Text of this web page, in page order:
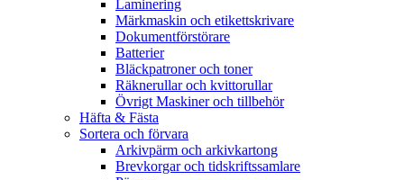
Laminering
Märkmaskin och etikettskrivare
Dokumentförstörare
Batterier
Bläckpatroner och toner
Räknerullar och kvittorullar
Övrigt Maskiner och tillbehör
Häfta & Fästa
Sortera och förvara
Arkivpärm och arkivkartong
Brevkorgar och tidskriftssamlare